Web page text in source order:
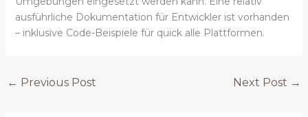
ausführliche Dokumentation für Entwickler ist vorhanden
– inklusive Code-Beispiele für quick alle Plattformen.
← Previous Post Next Post →